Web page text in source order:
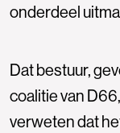
onderdeel
Dat bestuur,
coalitie van
verweten dat